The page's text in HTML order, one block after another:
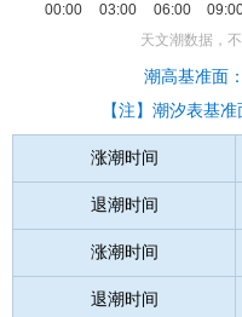
潮高基准面
【注】潮汐表基
涨潮时间
退潮时间
涨潮时间
退潮时间